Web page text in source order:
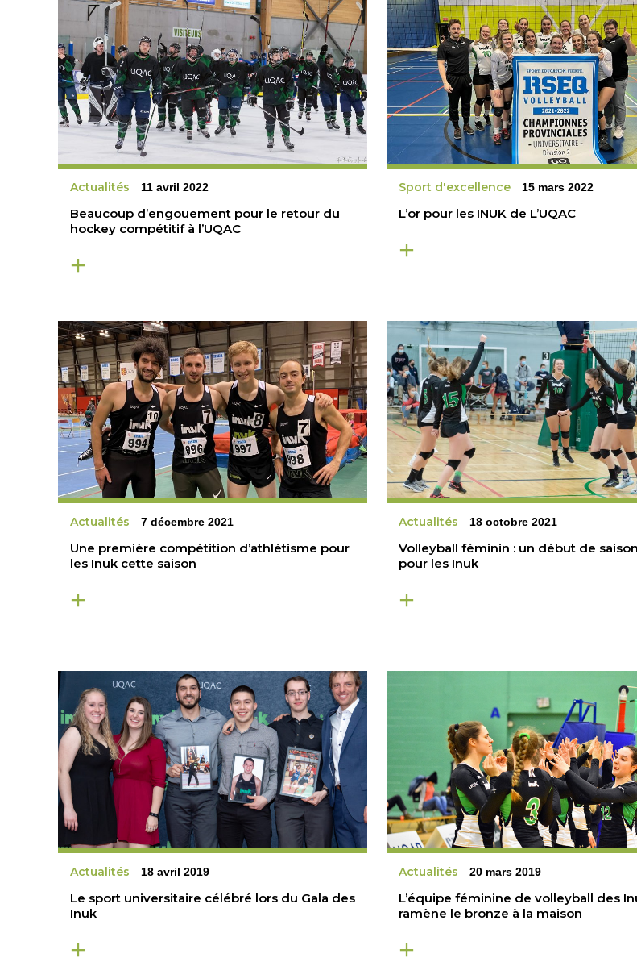
Actualités 11 avril 2022
Beaucoup d’engouement pour le retour du
hockey compétitif à l’UQAC
Sport d'excellence 15 mars 2022
L’or pour les INUK de L’UQAC
Actualités 7 décembre 2021
Une première compétition d’athlétisme pour
les Inuk cette saison
Actualités 18 octobre 2021
Volleyball féminin : un début de
pour les Inuk
Actualités 18 avril 2019
Le sport universitaire célébré lors du Gala des
Inuk
Actualités 20 mars 2019
L’équipe féminine de volleyball des
ramène le bronze à la maison